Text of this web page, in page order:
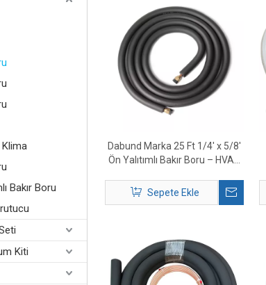
Klima
Bakır Boru
Kiti
Dabund Marka 25 Ft 1/4' x 5/8'
Ön Yalıtımlı Bakır Boru – HVAC
Tedarikçisi
Sepete Ekle